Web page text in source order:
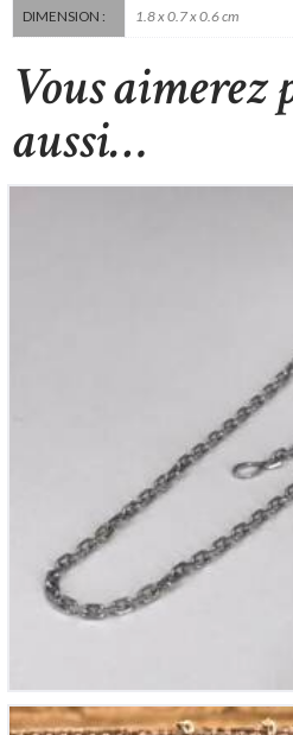
DIMENSION : 1.8 x 0.7 x 0.6 cm
Vous aimerez
aussi…
Chaine en
55€